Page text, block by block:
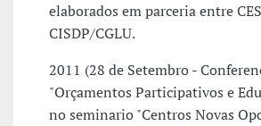
elaborados em parceria entre
CISDP/CGLU.
2011 (28 de Setembro -
"Orçamentos Participativos e
no seminario "Centros Novas